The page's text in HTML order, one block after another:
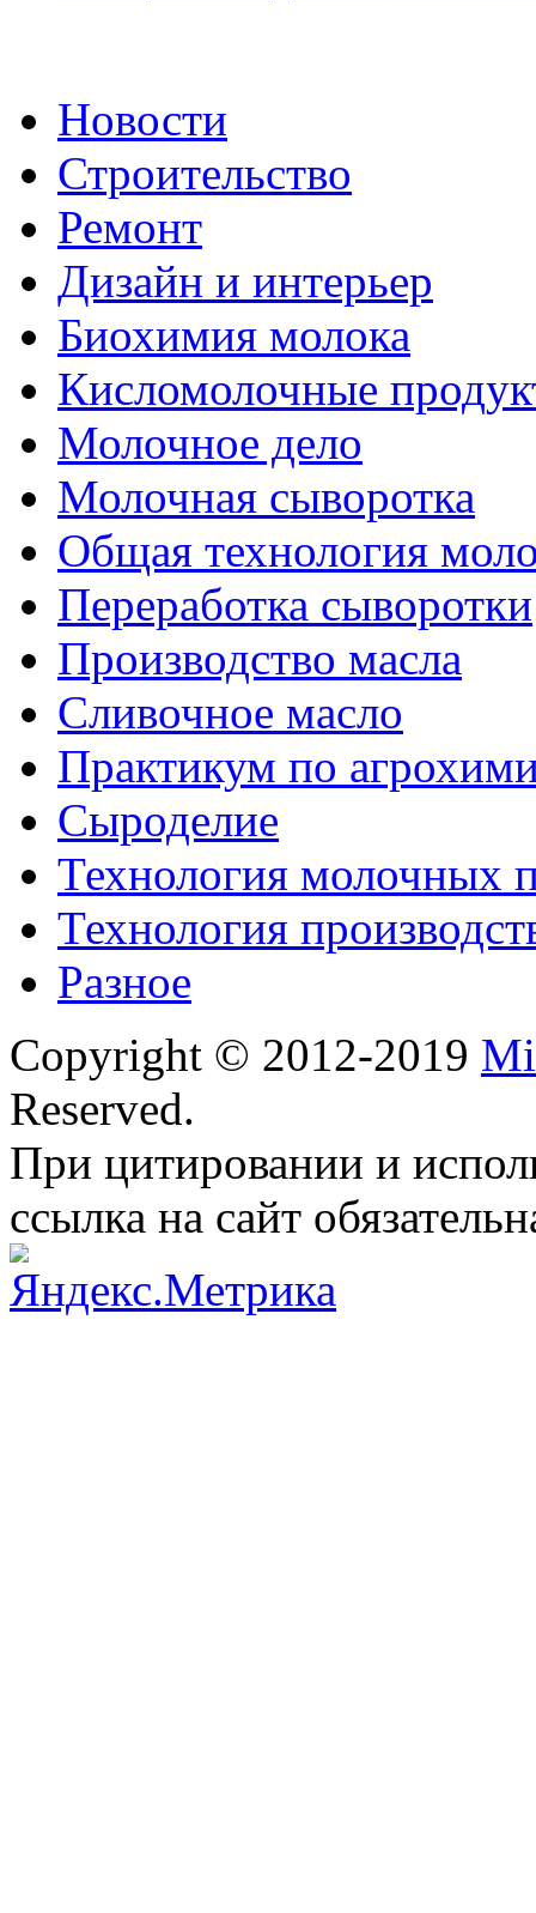
Новости
Строительство
Ремонт
Дизайн и интерьер
Биохимия молока
Кисломолочные
Молочное дело
Молочная сыворотка
Общая технология
Переработка сыворотки
Производство масла
Сливочное масло
Практикум по
Сыроделие
Технология молочных
Технология
Разное
Copyright © 2012-2019
Reserved.
При цитировании и
ссылка на сайт